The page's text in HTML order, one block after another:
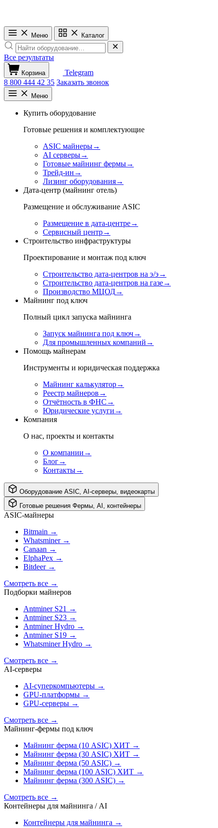
Меню Каталог
Все результаты
Корзина
Telegram
8 800 444 42 35 Заказать звонок
Меню
Купить оборудование
Готовые решения и комплектующие
ASIC майнеры→
AI серверы→
Готовые майнинг фермы→
Трейд-ин →
Лизинг оборудования→
Дата-центр (майнинг отель)
Размещение и обслуживание ASIC
Размещение в дата-центре→
Сервисный центр→
Строительство инфраструктуры
Проектирование и монтаж под ключ
Строительство дата-центров на э/э→
Строительство дата-центров на газе→
Производство МЦОД→
Майнинг под ключ
Полный цикл запуска майнинга
Запуск майнинга под ключ→
Для промышленных компаний →
Помощь майнерам
Инструменты и юридическая поддержка
Майнинг калькулятор→
Реестр майнеров →
Отчётность в ФНС →
Юридические услуги →
Компания
О нас, проекты и контакты
О компании →
Блог→
Контакты→
Оборудование ASIC, AI-серверы, видеокарты
Готовые решения Фермы, AI, контейнеры
ASIC-майнеры
Bitmain →
Whatsminer →
Canaan →
ElphaPex →
Bitdeer →
Смотреть все →
Подборки майнеров
Antminer S21 →
Antminer S23 →
Antminer Hydro →
Antminer S19 →
Whatsminer Hydro →
Смотреть все →
AI‑серверы
AI‑суперкомпьютеры →
GPU‑платформы →
GPU‑серверы →
Смотреть все →
Майнинг-фермы под ключ
Майнинг ферма (10 ASIC) ХИТ →
Майнинг ферма (30 ASIC) ХИТ →
Майнинг ферма (50 ASIC) →
Майнинг ферма (100 ASIC) ХИТ →
Майнинг ферма (300 ASIC) →
Смотреть все →
Контейнеры для майнинга / AI
Контейнеры для майнинга →